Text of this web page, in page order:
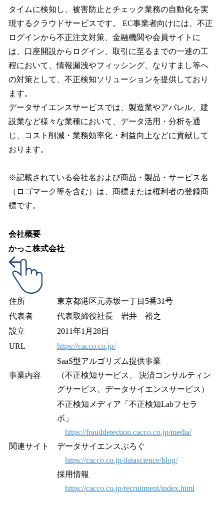
タイムに検知し、被害防止とチェック業務の自動化を実
現するクラウドサービスです。 EC事業者向けには、不正
ログインから不正注文対策、金融機関や会員サイトに
は、口座開設からログイン、取引に至るまでの一連の工
程において、情報漏洩やフィッシング、なりすまし等へ
の対策として、不正検知ソリューションを提供しており
ます。
データサイエンスサービスでは、製造業やアパレル、建
設業など様々な業種において、データ活用・分析を通
じ、コスト削減・業務効率化・利益向上などに貢献して
おります。
※記載されている会社名および商品・製品・サービス名
（ロゴマーク等を含む）は、商標または権利者の登録商
標です。
会社概要
かっこ株式会社
住所
東京都港区元赤坂一丁目5番31号
代表者
代表取締役社長 岩井 裕之
設立
2011年1月28日
URL
https://cacco.co.jp/
事業内容
SaaS型アルゴリズム提供事業
（不正検知サービス、 決済コンサルティン
グサービス、データサイエンスサービス）
関連サイト
不正検知メディア「不正検知Labフセラ
ボ」
https://frauddetection.cacco.co.jp/media/
データサイエンスぶろぐ
https://cacco.co.jp/datascience/blog/
採用情報
https://cacco.co.jp/recruitment/index.html